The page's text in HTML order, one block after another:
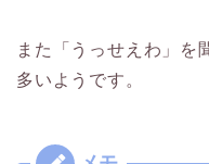
また「うっせえわ」を
多いようです。